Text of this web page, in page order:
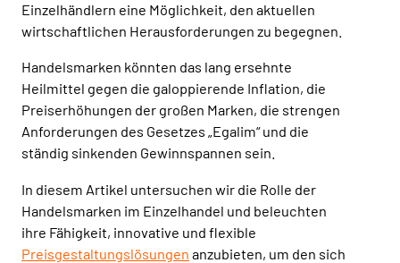
Einzelhändlern eine Möglichkeit, den aktuellen
wirtschaftlichen Herausforderungen zu begegnen.
Handelsmarken könnten das lang ersehnte
Heilmittel gegen die galoppierende Inflation, die
Preiserhöhungen der großen Marken, die strengen
Anforderungen des Gesetzes „Egalim“ und die
ständig sinkenden Gewinnspannen sein.
In diesem Artikel untersuchen wir die Rolle der
Handelsmarken im Einzelhandel und beleuchten
ihre Fähigkeit, innovative und flexible
Preisgestaltungslösungen anzubieten, um den sich